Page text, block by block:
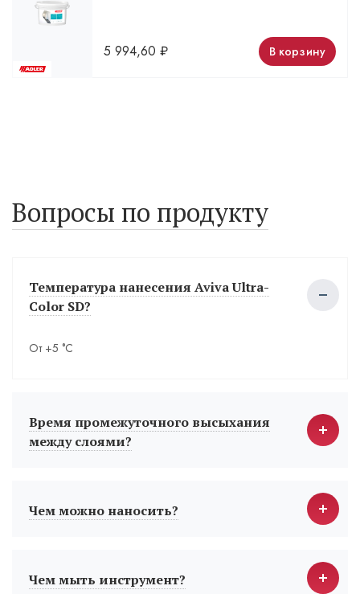
5 994,60 ₽ В корзину
Вопросы по продукту
Температура нанесения Aviva Ultra-
Color SD?
От +5 °С
Время промежуточного высыхания
между слоями?
Чем можно наносить?
Чем мыть инструмент?